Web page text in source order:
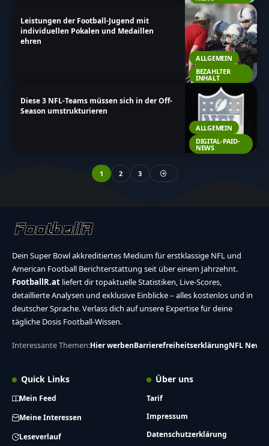
ALLGEMEIN
BEZAHLTER
INHALT
Leistungen der Football-Jugend mit
individuellen Pokalen und Medaillen
ehren
ALLGEMEIN
DIGITAL-PAID-
NEWS
Diese 3 NFL-Teams müssen sich in der Off-
Season umstrukturieren
1 2 3
Dein Super Bowl akkreditiertes Medium für erstklassige NFL und
American Football Berichterstattung seit über einem Jahrzehnt.
FootballR.at liefert dir topaktuelle Statistiken, Live-Scores,
detaillierte Analysen und exklusive Einblicke – alles kostenlos und in
deutscher Sprache. Verlass dich auf unsere Expertise für deine
tägliche Dosis Football-Wissen.
Interessante Themen:Hier werbenBarrierefreiheitserklärungNFL News
Quick Links
Mein Feed
Meine Interessen
Leseverlauf
Über uns
Tarif
Impressum
Datenschutzerklärung